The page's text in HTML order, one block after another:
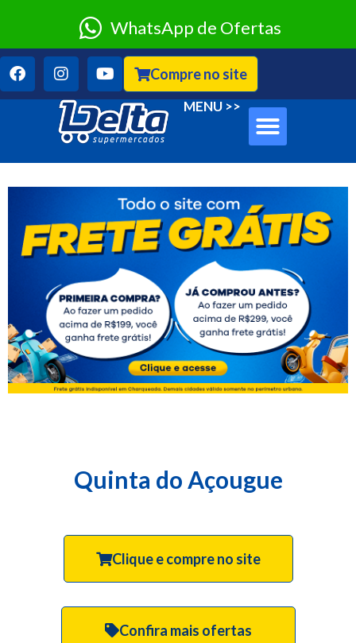
WhatsApp de Ofertas
Compre no site
MENU >>
Quinta do Açougue
Clique e compre no site
Confira mais ofertas